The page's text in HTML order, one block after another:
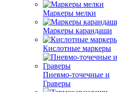
Маркеры мелки
Маркеры карандаши
Кислотные маркеры
Пневмо-точечные и
Граверы